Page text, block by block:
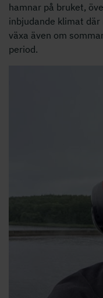
hamnar på bruket,
inbjudande klimat
växa även om
period.